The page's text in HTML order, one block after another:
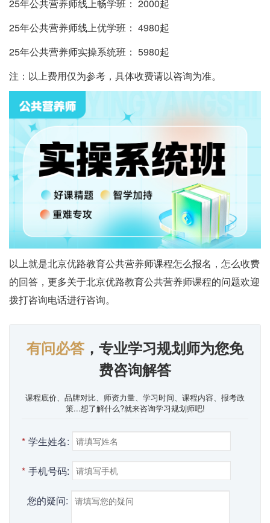
25年公共营养师线上畅学班： 2000起
25年公共营养师线上优学班： 4980起
25年公共营养师实操系统班： 5980起
注：以上费用仅为参考，具体收费请以咨询为准。
以上就是北京优路教育公共营养师课程怎么报名，怎么收费
的回答，更多关于北京优路教育公共营养师课程的问题欢迎
拨打咨询电话进行咨询。
有问必答，专业学习规划师为您免
费咨询解答
课程底价、品牌对比、师资力量、学习时间、课程内容、报考政
策...想了解什么?就来咨询学习规划师吧!
* 学生姓名:
* 手机号码:
您的疑问: